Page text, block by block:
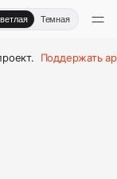
Темная
Поддержать